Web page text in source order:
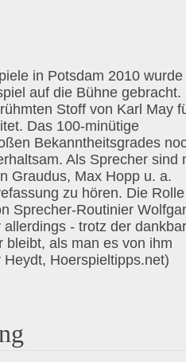
in Potsdam 2010 wurde
auf die Bühne gebracht.
Stoff von Karl May
Das 100-minütige
Bekanntheitsgrades
Als Sprecher sind
Graudus, Max Hopp u. a.
zu hören. Die Rolle
Sprecher-Routinier
- trotz der
bleibt, als man es von ihm
Hoerspieltipps.net)